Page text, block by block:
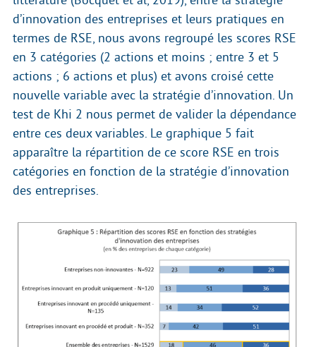
d’innovation des entreprises et leurs pratiques en
termes de RSE, nous avons regroupé les scores RSE
en 3 catégories (2 actions et moins ; entre 3 et 5
actions ; 6 actions et plus) et avons croisé cette
nouvelle variable avec la stratégie d’innovation. Un
test de Khi 2 nous permet de valider la dépendance
entre ces deux variables. Le graphique 5 fait
apparaître la répartition de ce score RSE en trois
catégories en fonction de la stratégie d’innovation
des entreprises.